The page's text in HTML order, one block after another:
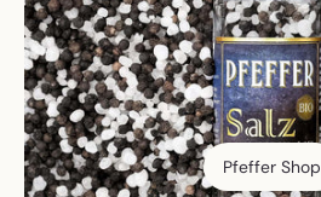
Pfeffer Shop